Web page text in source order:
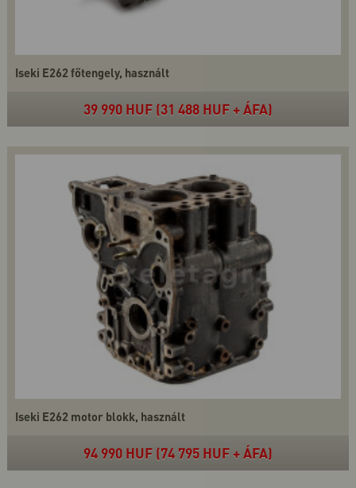
Iseki E262 főtengely, használt
39 990 HUF (31 488 HUF + ÁFA)
Iseki E262 motor blokk, használt
94 990 HUF (74 795 HUF + ÁFA)